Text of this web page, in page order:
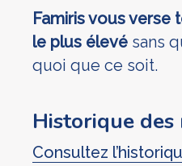
Famiris vous
le plus élevé sans
quoi que ce soit.
Historique
Consultez